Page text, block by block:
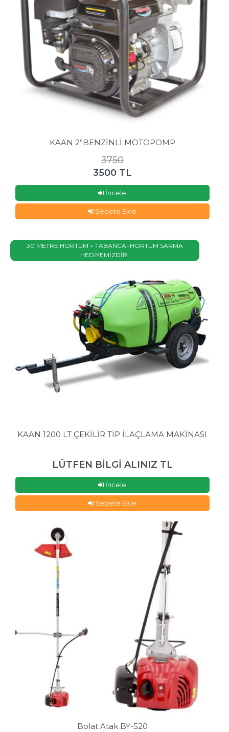
KAAN 2”BENZİNLİ MOTOPOMP
3750
3500 TL
İncele
Sepete Ekle
30 METRE HORTUM + TABANCA+HORTUM SARMA
HEDİYEMİZDİR.
KAAN 1200 LT ÇEKİLİR TİP İLAÇLAMA MAKİNASI
LÜTFEN BİLGİ ALINIZ TL
İncele
Sepete Ekle
Bolat Atak BY-520